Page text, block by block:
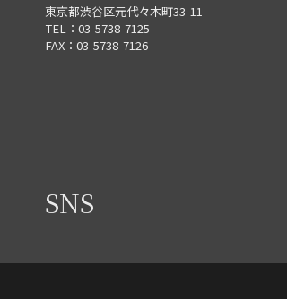
東京都渋谷区元代々木町33-11
TEL：03-5738-7125
FAX：03-5738-7126
SNS